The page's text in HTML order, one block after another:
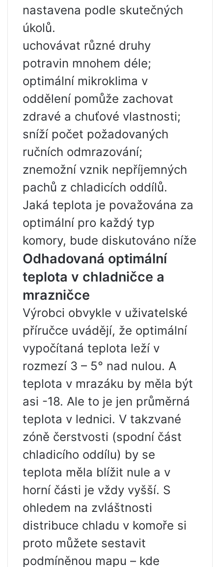
nastavena podle skutečných
úkolů.
uchovávat různé druhy
potravin mnohem déle;
optimální mikroklima v
oddělení pomůže zachovat
zdravé a chuťové vlastnosti;
sníží počet požadovaných
ručních odmrazování;
znemožní vznik nepříjemných
pachů z chladicích oddílů.
Jaká teplota je považována za
optimální pro každý typ
komory, bude diskutováno níže
Odhadovaná optimální
teplota v chladničce a
mrazničce
Výrobci obvykle v uživatelské
příručce uvádějí, že optimální
vypočítaná teplota leží v
rozmezí 3 – 5° nad nulou. A
teplota v mrazáku by měla být
asi -18. Ale to je jen průměrná
teplota v lednici. V takzvané
zóně čerstvosti (spodní část
chladicího oddílu) by se
teplota měla blížit nule a v
horní části je vždy vyšší. S
ohledem na zvláštnosti
distribuce chladu v komoře si
proto můžete sestavit
podmíněnou mapu – kde